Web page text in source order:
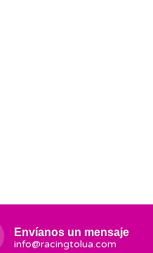
Envíanos un mensaje
info@racingtolua.com